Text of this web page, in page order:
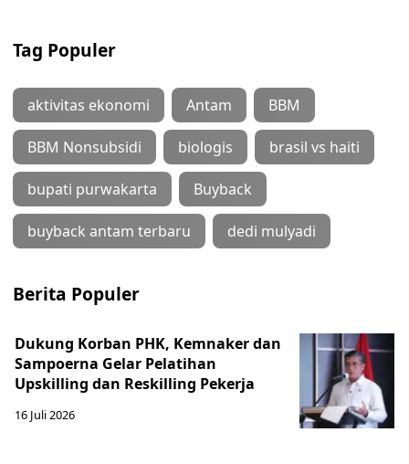
Tag Populer
aktivitas ekonomi Antam BBM
BBM Nonsubsidi biologis brasil vs haiti
bupati purwakarta Buyback
buyback antam terbaru dedi mulyadi
Berita Populer
Dukung Korban PHK, Kemnaker dan
Sampoerna Gelar Pelatihan
Upskilling dan Reskilling Pekerja
16 Juli 2026